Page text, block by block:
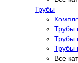
Трубы
Трубы
Трубы
Трубы
Все